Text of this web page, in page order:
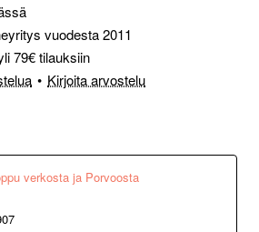
vuodesta 2011
79€ tilauksiin
• Kirjoita arvostelu
verkosta ja Porvoosta